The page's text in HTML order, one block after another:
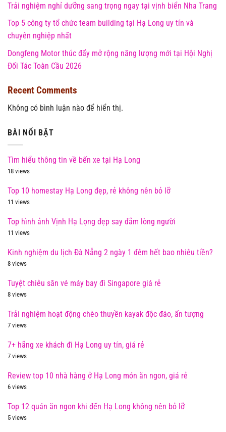
Trải nghiệm nghỉ dưỡng sang trọng ngay tại vịnh biển Nha Trang
Top 5 công ty tổ chức team building tại Hạ Long uy tín và
chuyên nghiệp nhất
Dongfeng Motor thúc đẩy mở rộng năng lượng mới tại Hội Nghị
Đối Tác Toàn Cầu 2026
Recent Comments
Không có bình luận nào để hiển thị.
BÀI NỔI BẬT
Tìm hiểu thông tin về bến xe tại Hạ Long
18 views
Top 10 homestay Hạ Long đẹp, rẻ không nên bỏ lỡ
11 views
Top hình ảnh Vịnh Hạ Lọng đẹp say đắm lòng người
11 views
Kinh nghiệm du lịch Đà Nẵng 2 ngày 1 đêm hết bao nhiêu tiền?
8 views
Tuyệt chiêu săn vé máy bay đi Singapore giá rẻ
8 views
Trải nghiệm hoạt động chèo thuyền kayak độc đáo, ấn tượng
7 views
7+ hãng xe khách đi Hạ Long uy tín, giá rẻ
7 views
Review top 10 nhà hàng ở Hạ Long món ăn ngon, giá rẻ
6 views
Top 12 quán ăn ngon khi đến Hạ Long không nên bỏ lỡ
5 views